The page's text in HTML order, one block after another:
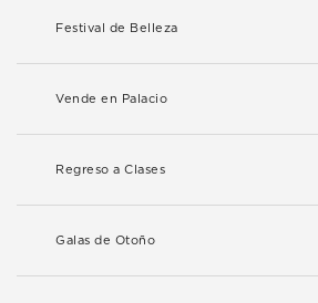
Festival de Belleza
Vende en Palacio
Regreso a Clases
Galas de Otoño